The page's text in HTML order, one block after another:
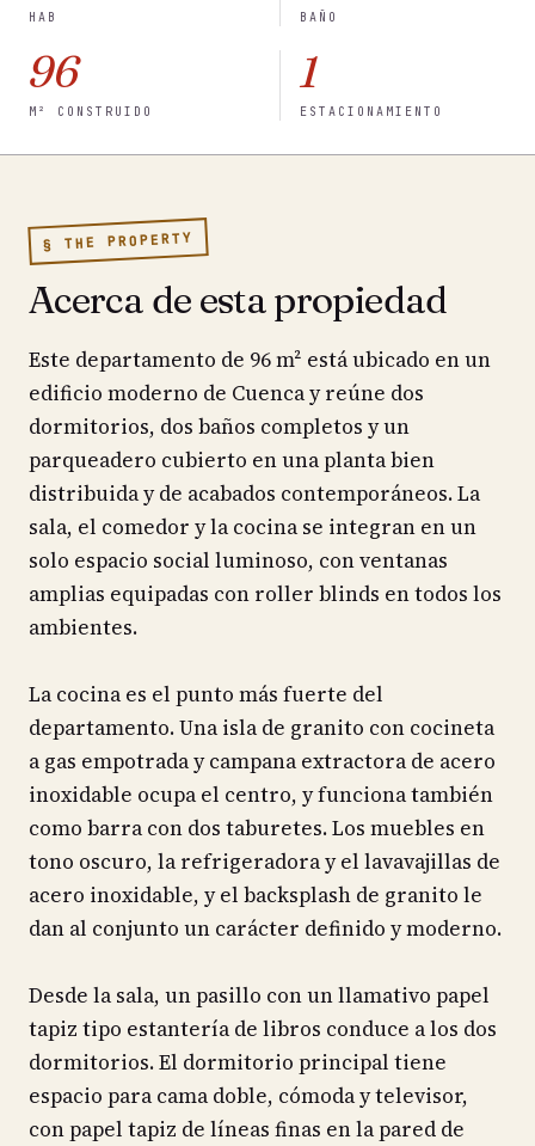
HAB BAÑO
96
M² CONSTRUIDO
1
ESTACIONAMIENTO
§ THE PROPERTY
Acerca de esta propiedad
Este departamento de 96 m² está ubicado en un
edificio moderno de Cuenca y reúne dos
dormitorios, dos baños completos y un
parqueadero cubierto en una planta bien
distribuida y de acabados contemporáneos. La
sala, el comedor y la cocina se integran en un
solo espacio social luminoso, con ventanas
amplias equipadas con roller blinds en todos los
ambientes.
La cocina es el punto más fuerte del
departamento. Una isla de granito con cocineta
a gas empotrada y campana extractora de acero
inoxidable ocupa el centro, y funciona también
como barra con dos taburetes. Los muebles en
tono oscuro, la refrigeradora y el lavavajillas de
acero inoxidable, y el backsplash de granito le
dan al conjunto un carácter definido y moderno.
Desde la sala, un pasillo con un llamativo papel
tapiz tipo estantería de libros conduce a los dos
dormitorios. El dormitorio principal tiene
espacio para cama doble, cómoda y televisor,
con papel tapiz de líneas finas en la pared de